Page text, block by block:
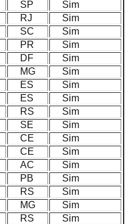
SP
Sim
RJ
Sim
SC
Sim
PR
Sim
DF
Sim
MG
Sim
ES
Sim
ES
Sim
RS
Sim
SE
Sim
CE
Sim
CE
Sim
AC
Sim
PB
Sim
RS
Sim
MG
Sim
RS
Sim